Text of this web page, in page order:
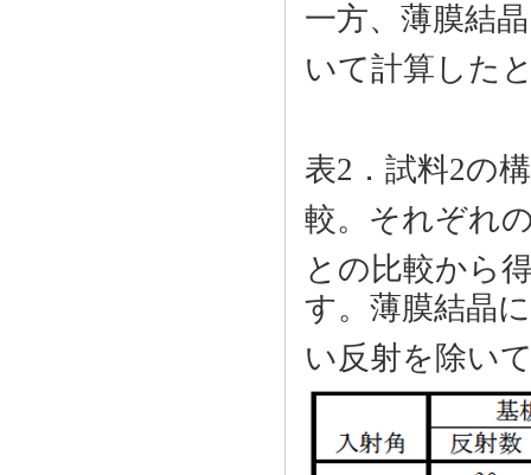
一方、薄膜結
いて計算した
表2．試料2の
較。それぞれ
との比較から
す。薄膜結晶
い反射を除い